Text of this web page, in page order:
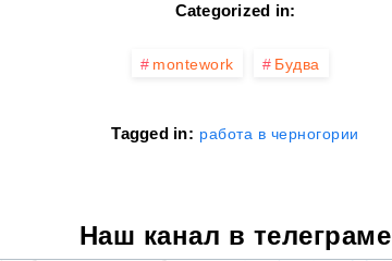
Categorized in:
montework Будва
Tagged in: работа в черногории
Наш канал в телеграме